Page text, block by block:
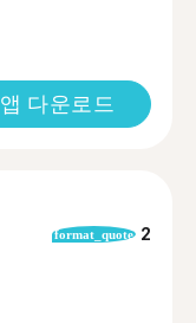
앱 다운로드
format_quote 2